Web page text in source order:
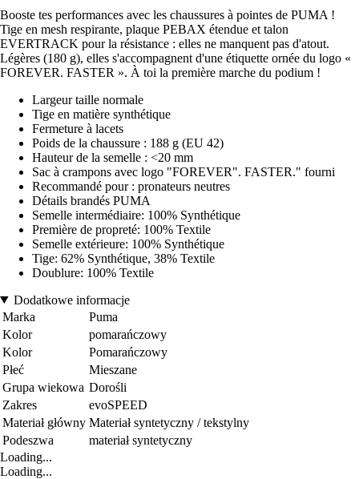
Booste tes performances avec les chaussures à pointes de PUMA !
Tige en mesh respirante, plaque PEBAX étendue et talon
EVERTRACK pour la résistance : elles ne manquent pas d'atout.
Légères (180 g), elles s'accompagnent d'une étiquette ornée du logo «
FOREVER. FASTER ». À toi la première marche du podium !
Largeur taille normale
Tige en matière synthétique
Fermeture à lacets
Poids de la chaussure : 188 g (EU 42)
Hauteur de la semelle : <20 mm
Sac à crampons avec logo "FOREVER". FASTER." fourni
Recommandé pour : pronateurs neutres
Détails brandés PUMA
Semelle intermédiaire: 100% Synthétique
Première de propreté: 100% Textile
Semelle extérieure: 100% Synthétique
Tige: 62% Synthétique, 38% Textile
Doublure: 100% Textile
Dodatkowe informacje
Marka
Puma
Kolor
pomarańczowy
Kolor
Pomarańczowy
Płeć
Mieszane
Grupa wiekowa Dorośli
Zakres
evoSPEED
Materiał główny Materiał syntetyczny / tekstylny
Podeszwa
materiał syntetyczny
Loading...
Loading...